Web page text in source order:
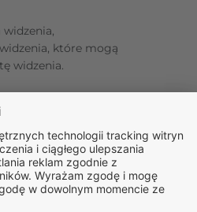
które mogą
widzenia.
dyskomfortu, uczucie
w klatce piersiowej,
lub zadławienia,
części ciała